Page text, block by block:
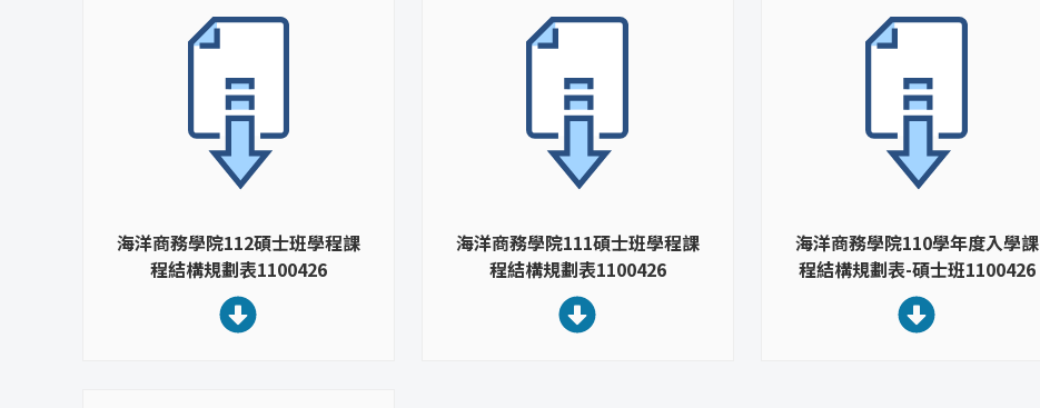
海洋商務學院112碩士班學程課
程結構規劃表1100426
海洋商務學院111碩士班學程課
程結構規劃表1100426
海洋商務學院110學年度入學課
程結構規劃表-碩士班1100426